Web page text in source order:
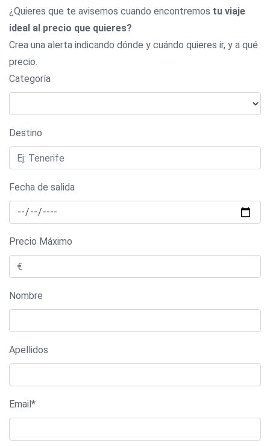
¿Quieres que te avisemos cuando encontremos tu viaje
ideal al precio que quieres?
Crea una alerta indicando dónde y cuándo quieres ir, y a qué
precio.
Categoría
Destino
Fecha de salida
Precio Máximo
Nombre
Apellidos
Email*